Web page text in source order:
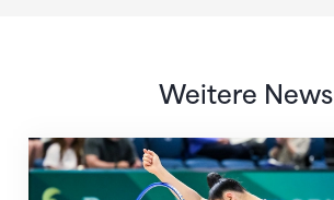
Weitere News
Nächster Halt: Weltmeisterschaft